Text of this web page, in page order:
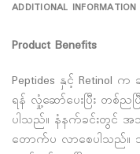
ADDITIONAL INFORMATION
Product Benefits
Peptides နှင့် Retinol
ရန် လှုံ့ဆော်ပေးပြီး တစ်
ပါသည်။ နံနက်ခင်းတွင် အ
တောက်ပ လာစေပါသည်။ သဘ